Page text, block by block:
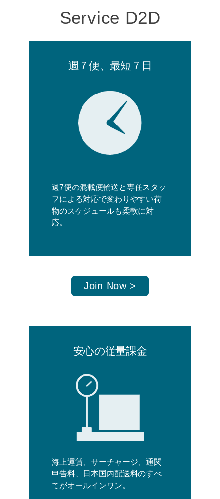
Service D2D
週７便、最短７日
週7便の混載便輸送と専任スタッ
フによる対応で変わりやすい荷
物のスケジュールも柔軟に対
応。
Join Now >
安心の従量課金
海上運賃、サーチャージ、通関
申告料、日本国内配送料のすべ
てがオールインワン。